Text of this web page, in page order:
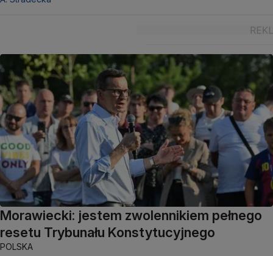
Morawiecki: jestem zwolennikiem pełnego
resetu Trybunału Konstytucyjnego
POLSKA